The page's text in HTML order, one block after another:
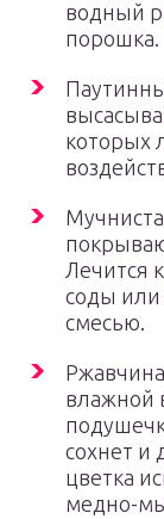
водный
порошка.
которых
Лечится
соды или
смесью.
влажной
сохнет и
цветка
медно-